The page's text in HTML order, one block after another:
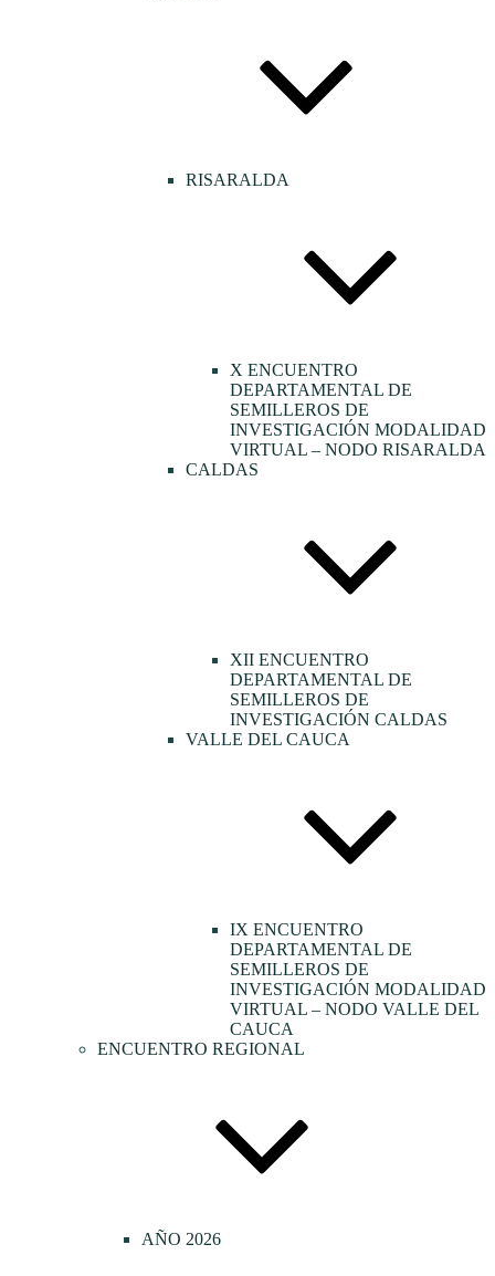
RISARALDA
X ENCUENTRO
DEPARTAMENTAL DE
SEMILLEROS DE
INVESTIGACIÓN MODALIDAD
VIRTUAL – NODO RISARALDA
CALDAS
XII ENCUENTRO
DEPARTAMENTAL DE
SEMILLEROS DE
INVESTIGACIÓN CALDAS
VALLE DEL CAUCA
IX ENCUENTRO
DEPARTAMENTAL DE
SEMILLEROS DE
INVESTIGACIÓN MODALIDAD
VIRTUAL – NODO VALLE DEL
CAUCA
ENCUENTRO REGIONAL
AÑO 2026